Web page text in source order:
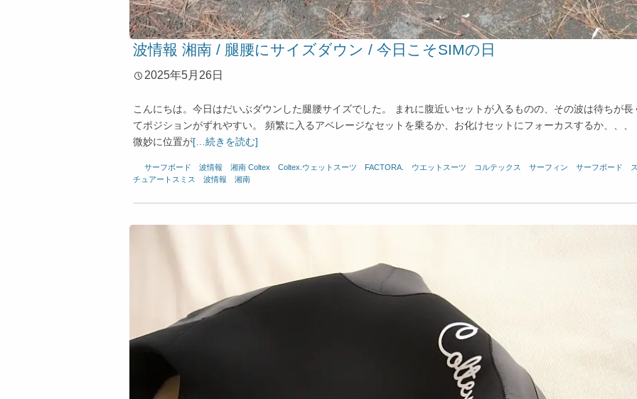
波情報 湘南 / 腿腰にサイズダウン / 今日こそSIMの日
2025年5月26日
こんにちは。今日はだいぶダウンした腿腰サイズでした。 まれに腹近いセットが入るものの、その波は待ちが長
てポジションがずれやすい。 頻繁に入るアベレージなセットを乗るか、お化けセットにフォーカスするか、、、
微妙に位置が[…続きを読む]
サーフボード 波情報 湘南 Coltex Coltex.ウェットスーツ FACTORA. ウエットスーツ コルテックス サーフィン サーフボード
チュアートスミス
波情報 湘南